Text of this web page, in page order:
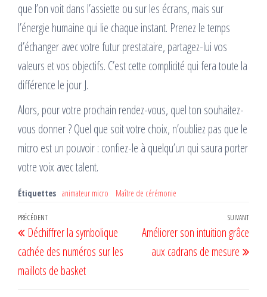
que l’on voit dans l’assiette ou sur les écrans, mais sur
l’énergie humaine qui lie chaque instant. Prenez le temps
d’échanger avec votre futur prestataire, partagez-lui vos
valeurs et vos objectifs. C’est cette complicité qui fera toute la
différence le jour J.
Alors, pour votre prochain rendez-vous, quel ton souhaitez-
vous donner ? Quel que soit votre choix, n’oubliez pas que le
micro est un pouvoir : confiez-le à quelqu’un qui saura porter
votre voix avec talent.
Étiquettes animateur micro Maître de cérémonie
Navigation
de
l’article
Article
précédent
PRÉCÉDENT
Déchiffrer la symbolique
cachée des numéros sur les
maillots de basket
SUIVANT
Améliorer son intuition grâce
aux cadrans de mesure